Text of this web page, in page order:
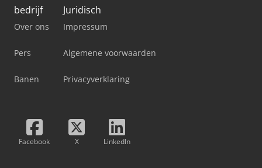
bedrijf
Over ons
Pers
Banen
Juridisch
Impressum
Algemene voorwaarden
Privacyverklaring
Facebook X LinkedIn